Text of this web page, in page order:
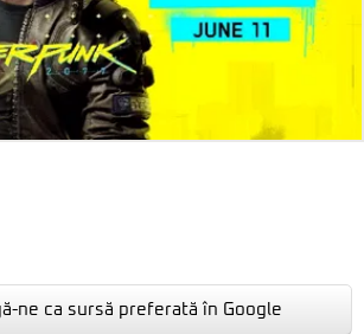
ne ca sursă preferată în Google